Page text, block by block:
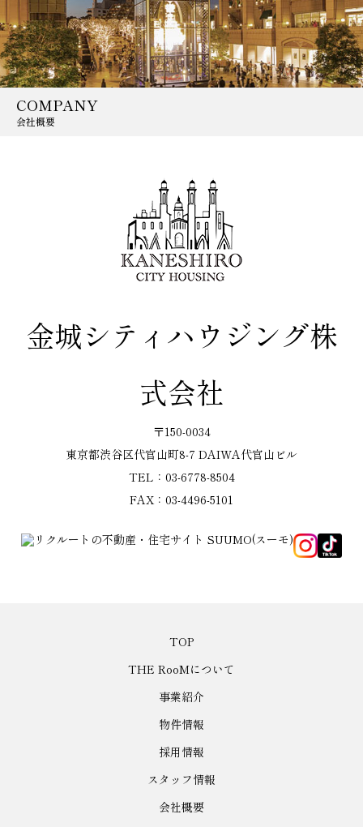
COMPANY
会社概要
金城シティハウジング株
式会社
〒150-0034
東京都渋谷区代官山町8-7 DAIWA代官山ビル
TEL：03-6778-8504
FAX：03-4496-5101
TOP
THE RooMについて
事業紹介
物件情報
採用情報
スタッフ情報
会社概要